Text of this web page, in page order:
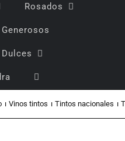
Rosados
Generosos
Dulces
Vinos tintos Tintos nacionales